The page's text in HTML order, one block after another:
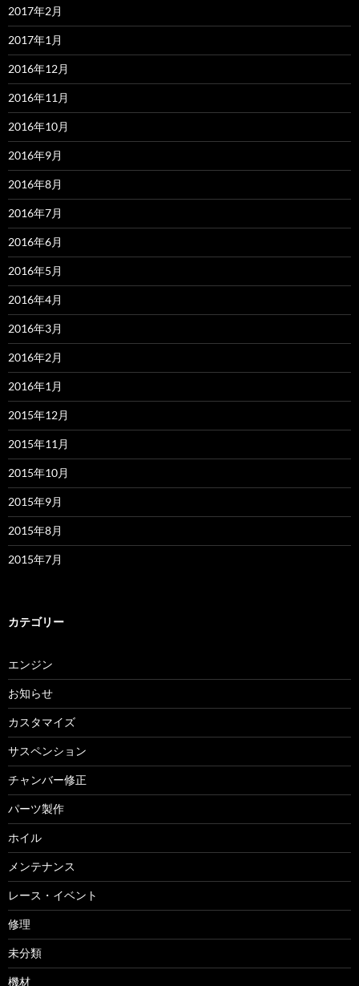
2017年2月
2017年1月
2016年12月
2016年11月
2016年10月
2016年9月
2016年8月
2016年7月
2016年6月
2016年5月
2016年4月
2016年3月
2016年2月
2016年1月
2015年12月
2015年11月
2015年10月
2015年9月
2015年8月
2015年7月
カテゴリー
エンジン
お知らせ
カスタマイズ
サスペンション
チャンバー修正
パーツ製作
ホイル
メンテナンス
レース・イベント
修理
未分類
機材